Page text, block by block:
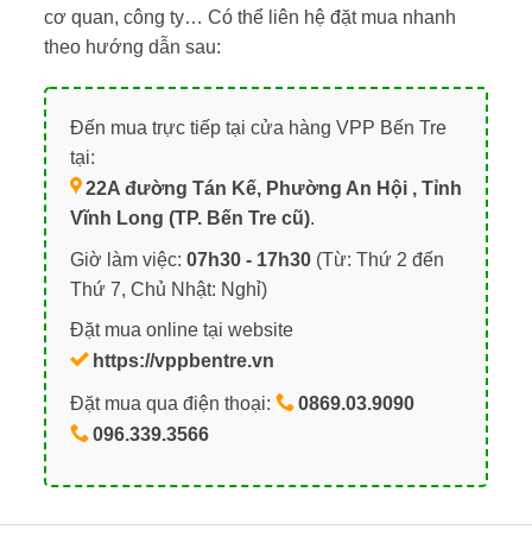
cơ quan, công ty… Có thể liên hệ đặt mua nhanh
theo hướng dẫn sau:
Đến mua trực tiếp tại cửa hàng VPP Bến Tre
tại:
22A đường Tán Kế, Phường An Hội , Tỉnh
Vĩnh Long (TP. Bến Tre cũ).
Giờ làm việc: 07h30 - 17h30(Từ: Thứ 2 đến
Thứ 7, Chủ Nhật: Nghỉ)
Đặt mua online tại website
https://vppbentre.vn
Đặt mua qua điện thoại:
0869.03.9090
096.339.3566